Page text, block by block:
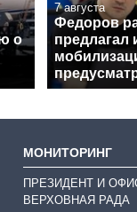
о
7 августа
Федоров
предлагал
МОНИТОРИНГ
ПРЕЗИДЕНТ И
ВЕРХОВНАЯ РАДА